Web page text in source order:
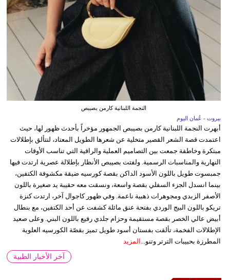
النجمة اللبنانية كارمن بصيبص
بيروت - عُمان اليوم
أبهرت النجمة اللبنانية كارمن بصيبص الجمهور مؤخراً بأحدث ظهور لها، حيث
اعتمدت قصة الشعر القصير متخلية عن شعرها الطويل المعتاد، لتتألق بإطلالات
مبتكرة وخاطفة جمعت بين التصاميم العملية والراقية التي تناسب الأوقات
النهارية والمناسبات الرسمية. ولفتت بصيبص الأنظار بإطلالة عصرية ارتدت فيها
جمبسوت طويل باللون الأسود الداكن بقصة كورسيه ضيقة مكشوفة الكتفين،
بينما انسدل الجزء السفلي بقصة واسعة، ونسقت معه حقيبة يد صغيرة باللون
الأصفر الزبدي ومجوهرات ذهبية ناعمة. وفي ظهور كاجوال آخر، ارتدت كنزة
تريكو باللون البيج الوردي بفتحة عنق مائلة كشفت عن أحد الكتفين، مع بنطال
أبيض عالي الخصر بقصة مستقيمة وحزام جلدي رفيع باللون البني. وعلى صعيد
الإطلالات الفخمة، تألقت بفستان أسود طويل تميز بقصّة الكورسيه العلوية
المطرزة بحبيبات الترتر وتنو... المزيد
آخر الأخبار الطبية